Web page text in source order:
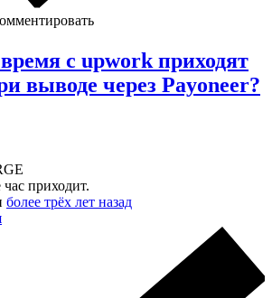
с upwork приходят
выводе через Payoneer?
приходит.
более трёх лет назад